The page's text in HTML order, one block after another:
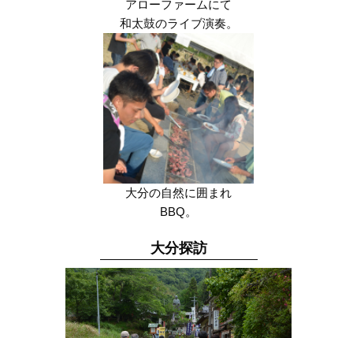
アローファームにて
和太鼓のライブ演奏。
大分の自然に囲まれ
BBQ。
大分探訪